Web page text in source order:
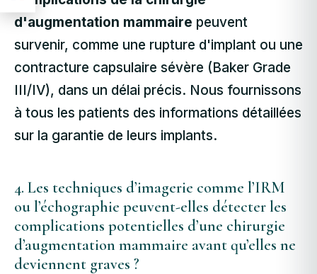
d'augmentation mammaire peuvent
survenir, comme une rupture d'implant ou une
contracture capsulaire sévère (Baker Grade
III/IV), dans un délai précis. Nous fournissons
à tous les patients des informations détaillées
sur la garantie de leurs implants.
4. Les techniques d’imagerie comme l’IRM
ou l’échographie peuvent-elles détecter les
complications potentielles d’une chirurgie
d’augmentation mammaire avant qu’elles ne
deviennent graves ?